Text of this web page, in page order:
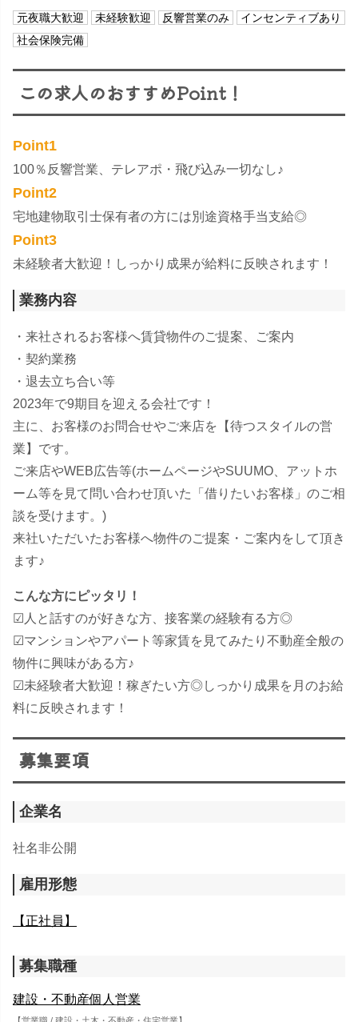
元夜職大歓迎 未経験歓迎 反響営業のみ
インセンティブあり
社会保険完備
この求人のおすすめPoint！
Point1
100％反響営業、テレアポ・飛び込み一切なし♪
Point2
宅地建物取引士保有者の方には別途資格手当支給◎
Point3
未経験者大歓迎！​しっかり成果が給料に反映されます！
業務内容
・来社されるお客様へ賃貸物件のご提案、ご案内
・契約業務
・退去立ち合い等
2023年で9期目を迎える会社です！
主に、お客様のお問合せやご来店を【待つスタイルの営
業】です。
ご来店やWEB広告等(ホームページやSUUMO、アットホ
ーム等を見て問い合わせ頂いた「借りたいお客様」のご相
談を受けます。)
来社いただいたお客様へ物件のご提案・ご案内をして頂き
ます♪
こんな方にピッタリ！
☑​人と話すのが好きな方、接客業の経験有る方◎
☑​マンションやアパート等家賃を見てみたり不動産全般の
物件に興味がある方♪
☑​未経験者大歓迎！稼ぎたい方◎しっかり成果を月のお給
料に反映されます！
募集要項
企業名
社名非公開
雇用形態
【正社員】
募集職種
建設・不動産個人営業